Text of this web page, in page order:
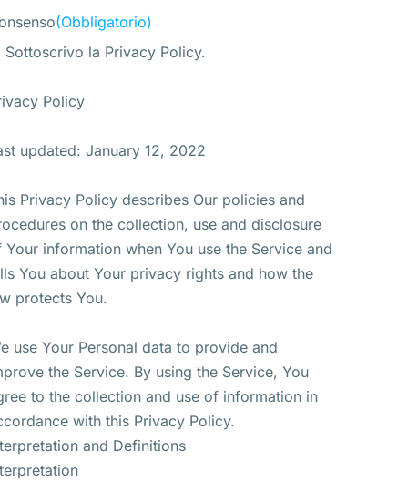
(Obbligatorio)
Sottoscrivo la Privacy Policy.
Policy
updated: January 12, 2022
Privacy Policy describes Our policies and
on the collection, use and disclosure
Your information when You use the Service and
You about Your privacy rights and how the
protects You.
use Your Personal data to provide and
the Service. By using the Service, You
to the collection and use of information in
with this Privacy Policy.
and Definitions